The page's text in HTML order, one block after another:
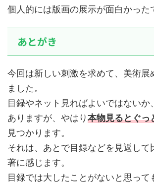
個人的には版画の展示が面白かった
あとがき
今回は新しい刺激を求めて、美術展
ました。
目録やネット見ればよいではないか
ありますが、やはり本物見るとぐっ
見つかります。
それは、あとで目録などを見返して
著に感じます。
目録では大したことがないと思って